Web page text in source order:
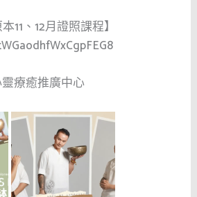
11、12月證照課程】
療癒推廣中心